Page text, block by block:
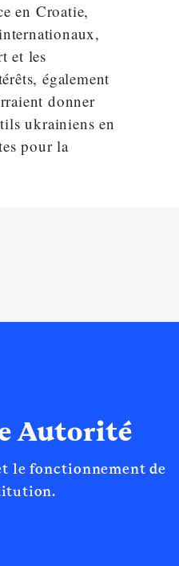
en Croatie,
et les
également
donner
ukrainiens en
pour la
Autorité
le fonctionnement de